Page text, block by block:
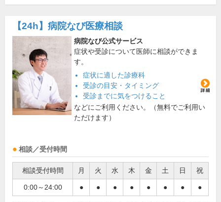
【24h】 病院なび医療相談
病院なび公式サービス
症状や受診について医師に相談ができま
す。
症状に適した診療科
受診の目安・タイミング
受診までに気をつけること
などにご利用ください。（無料でご利用い
ただけます）
相談／受付時間
相談受付時間 月 火 水 木 金 土 日 祝
0:00～24:00 ● ● ● ● ● ● ● ●